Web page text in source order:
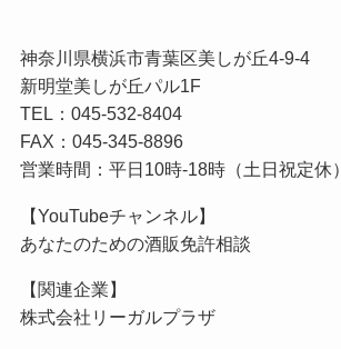
神奈川県横浜市青葉区美しが丘4-9-4
新明堂美しが丘パル1F
TEL：045-532-8404
FAX：045-345-8896
営業時間：平日10時-18時（土日祝定休）
【YouTubeチャンネル】
あなたのための酒販免許相談
【関連企業】
株式会社リーガルプラザ